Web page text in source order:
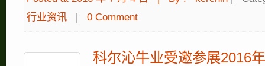
行业资讯
| 0 Comment
科尔沁牛业受邀参展2016